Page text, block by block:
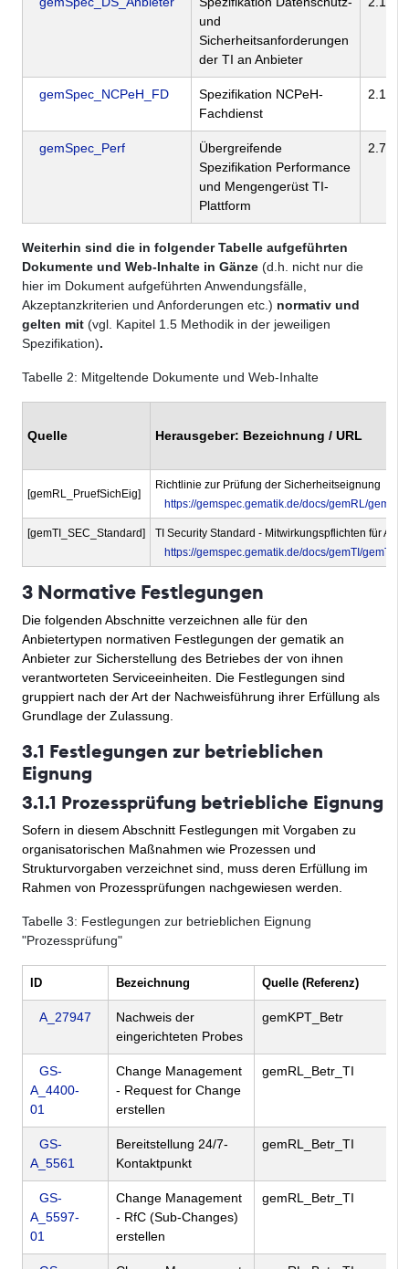
und
Sicherheitsanforderungen
der TI an Anbieter
gemSpec_NCPeH_FD
Spezifikation NCPeH-
Fachdienst
2.1.0
gemSpec_Perf
Übergreifende
Spezifikation Performance
und Mengengerüst TI-
Plattform
2.72.0
Weiterhin sind die in folgender Tabelle aufgeführten
Dokumente und Web-Inhalte in Gänze (d.h. nicht nur die
hier im Dokument aufgeführten Anwendungsfälle,
Akzeptanzkriterien und Anforderungen etc.) normativ und
gelten mit (vgl. Kapitel 1.5 Methodik in der jeweiligen
Spezifikation).
Tabelle 2: Mitgeltende Dokumente und Web-Inhalte
Quelle Herausgeber: Bezeichnung / URL
[gemRL_PruefSichEig]
Richtlinie zur Prüfung der Sicherheitseignung
https://gemspec.gematik.de/docs/gemRL/
[gemTI_SEC_Standard]
TI Security Standard - Mitwirkungspflichten für
https://gemspec.gematik.de/docs/gemTI/
3 Normative Festlegungen
Die folgenden Abschnitte verzeichnen alle für den
Anbietertypen normativen Festlegungen der gematik an
Anbieter zur Sicherstellung des Betriebes der von ihnen
verantworteten Serviceeinheiten. Die Festlegungen sind
gruppiert nach der Art der Nachweisführung ihrer Erfüllung als
Grundlage der Zulassung.
3.1 Festlegungen zur betrieblichen
Eignung
3.1.1 Prozessprüfung betriebliche Eignung
Sofern in diesem Abschnitt Festlegungen mit Vorgaben zu
organisatorischen Maßnahmen wie Prozessen und
Strukturvorgaben verzeichnet sind, muss deren Erfüllung im
Rahmen von Prozessprüfungen nachgewiesen werden.
Tabelle 3: Festlegungen zur betrieblichen Eignung
"Prozessprüfung"
ID Bezeichnung Quelle (Referenz)
A_27947
Nachweis der
eingerichteten Probes
gemKPT_Betr
GS-
A_4400-
01
Change Management
- Request for Change
erstellen
gemRL_Betr_TI
GS-
A_5561
Bereitstellung 24/7-
Kontaktpunkt
gemRL_Betr_TI
GS-
A_5597-
01
Change Management
- RfC (Sub-Changes)
erstellen
gemRL_Betr_TI